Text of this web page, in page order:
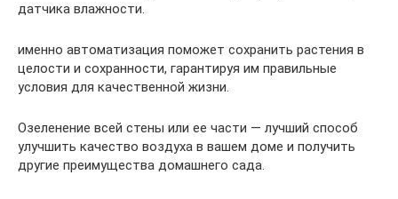
датчика влажности.
именно автоматизация поможет сохранить растения в
целости и сохранности, гарантируя им правильные
условия для качественной жизни.
Озеленение всей стены или ее части — лучший способ
улучшить качество воздуха в вашем доме и получить
другие преимущества домашнего сада.